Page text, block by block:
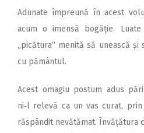
Adunate împreună în acest
acum o imensă bogăție.
„picătura“ menită să unească
cu pă­mântul.
Acest omagiu postum adus
ni‑l relevă ca un vas curat,
răspândit nevătămat. Învățătura